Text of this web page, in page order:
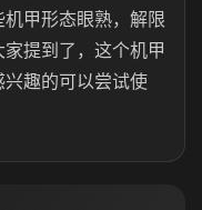
甲形态眼熟，解限
提到了，这个机甲
趣的可以尝试使